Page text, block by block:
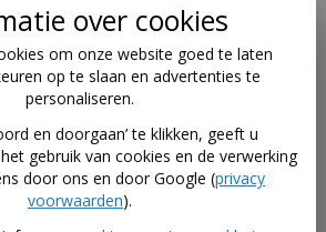
over cookies
om onze website goed te laten
op te slaan en advertenties te
personaliseren.
en doorgaan’ te klikken, geeft u
gebruik van cookies en de verwerking
door ons en door Google (privacy
voorwaarden).